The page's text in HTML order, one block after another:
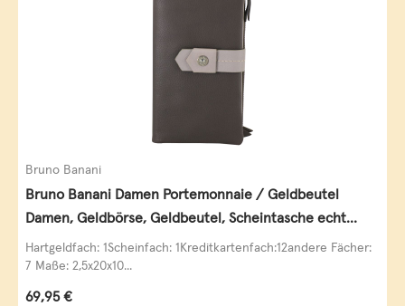
Bruno Banani
Bruno Banani Damen Portemonnaie / Geldbeutel
Damen, Geldbörse, Geldbeutel, Scheintasche echt
Leder
Hartgeldfach: 1Scheinfach: 1Kreditkartenfach:12andere Fächer:
7 Maße: 2,5x20x10...
Regulärer Preis:
69,95 €